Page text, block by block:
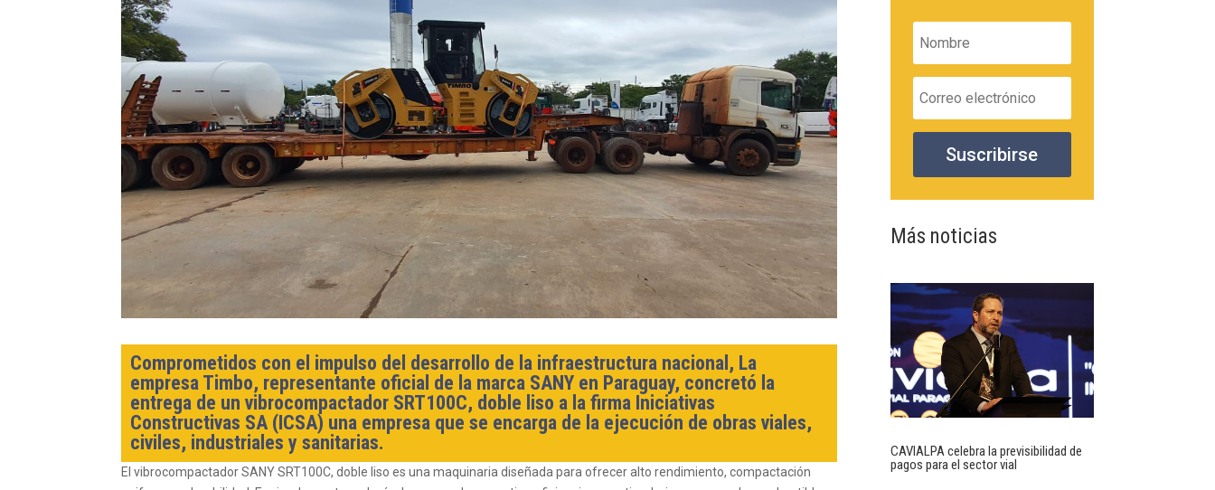
Comprometidos con el impulso del desarrollo de la infraestructura nacional, La
empresa Timbo, representante oficial de la marca SANY en Paraguay, concretó la
entrega de un vibrocompactador SRT100C, doble liso a la firma Iniciativas
Constructivas SA (ICSA) una empresa que se encarga de la ejecución de obras viales,
civiles, industriales y sanitarias.
El vibrocompactador SANY SRT100C, doble liso es una maquinaria diseñada para ofrecer alto rendimiento, compactación
Suscribirse
Más noticias
CAVIALPA celebra la previsibilidad de
pagos para el sector vial